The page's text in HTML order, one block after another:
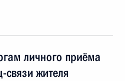
личного приёма
жителя